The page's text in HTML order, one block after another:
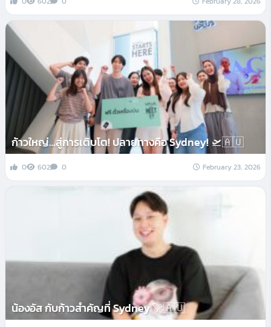
ก้าวใหญ่…สู่การเติบโต! ปลายทางคือ Sydney! 🛫🇦🇺
0 602 0 February 23, 2026
น้องอัส กับก้าวสำคัญที่ Sydney 🚀🇦🇺